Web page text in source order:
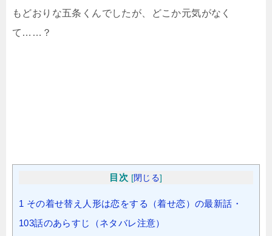
もどおりな五条くんでしたが、どこか元気がなく
て……？
目次 [閉じる]
1 その着せ替え人形は恋をする（着せ恋）の最新話・
103話のあらすじ（ネタバレ注意）